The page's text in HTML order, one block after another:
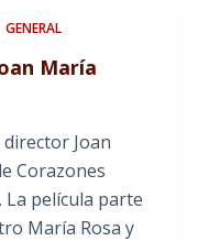
GENERAL
María
Joan
Corazones
La película parte
María Rosa y